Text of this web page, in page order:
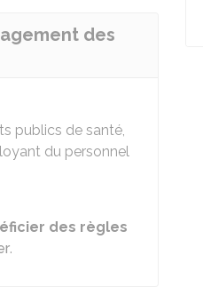
des
publics de santé,
du personnel
des règles
.